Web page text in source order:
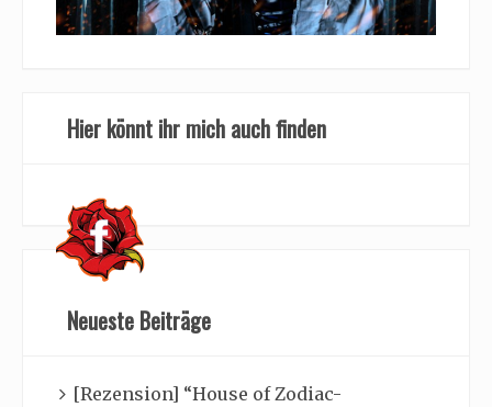
Hier könnt ihr mich auch finden
Neueste Beiträge
[Rezension] “House of Zodiac-